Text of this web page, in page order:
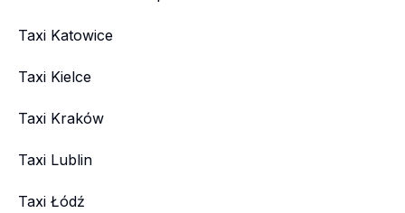
Taxi Katowice
Taxi Kielce
Taxi Kraków
Taxi Lublin
Taxi Łódź